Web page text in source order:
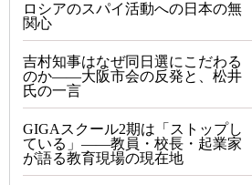
ロシアのスパイ活動への日本の無
関心
吉村知事はなぜ同日選にこだわる
のか――大阪市会の反発と、松井
氏の一言
GIGAスクール2期は「ストップし
ている」——教員・校長・起業家
が語る教育現場の現在地